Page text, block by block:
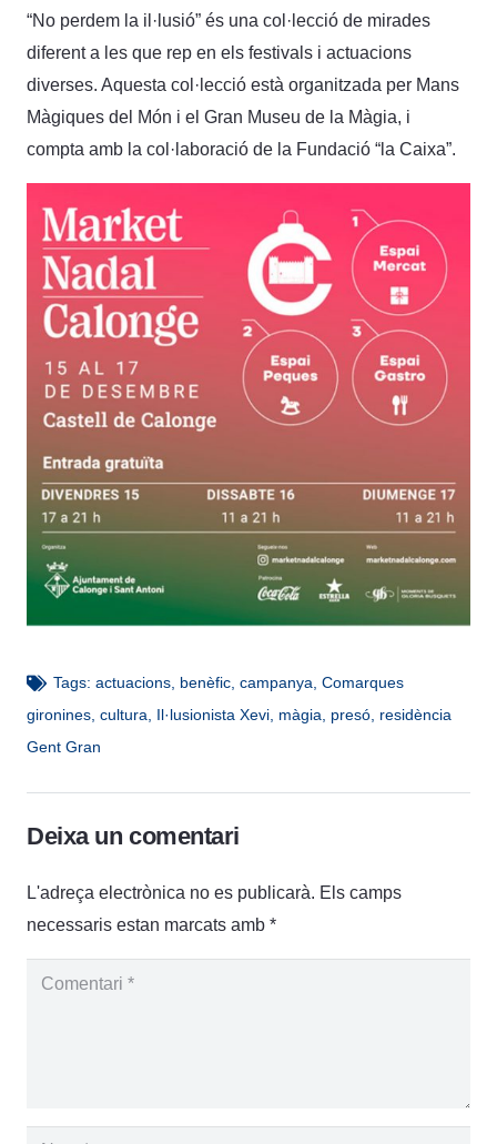
“No perdem la il·lusió” és una col·lecció de mirades
diferent a les que rep en els festivals i actuacions
diverses. Aquesta col·lecció està organitzada per Mans
Màgiques del Món i el Gran Museu de la Màgia, i
compta amb la col·laboració de la Fundació “la Caixa”.
Tags: actuacions, benèfic, campanya, Comarques
gironines, cultura, Il·lusionista Xevi, màgia, presó, residència
Gent Gran
Deixa un comentari
L'adreça electrònica no es publicarà. Els camps
necessaris estan marcats amb *